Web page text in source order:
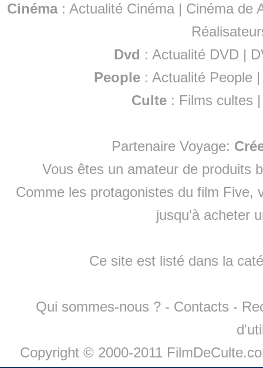
Cinéma: Actualité Cinéma | Cinéma de
Dvd : Actualité DVD |
People :Actualité People
Culte : Films cultes
Partenaire Voyage:
Vous êtes un amateur de produits
Comme les protagonistes du film Five,
jusqu'à acheter
Ce site est listé dans la
Qui sommes-nous ? - Contacts -
Copyright © 2000-2011